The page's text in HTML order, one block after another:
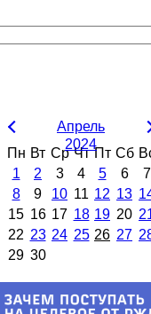
Апрель
2024
Пн Вт Ср Чт Пт Сб
1
2 3 4 5 6
7
8
9 10 11 12 13
15 16 17 18 19 20
22 23 24 25 26 27
29 30